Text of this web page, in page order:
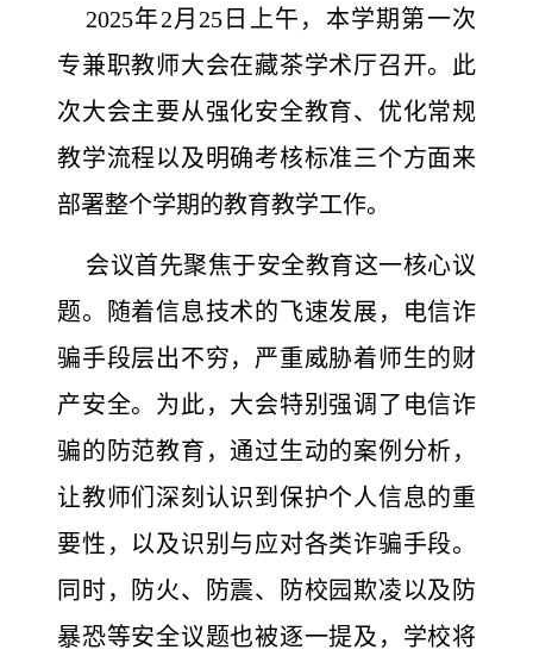
2025年2月25日上午，本学期第一次
专兼职教师大会在藏茶学术厅召开。此
次大会主要从强化安全教育、优化常规
教学流程以及明确考核标准三个方面来
部署整个学期的教育教学工作。
会议首先聚焦于安全教育这一核心议
题。随着信息技术的飞速发展，电信诈
骗手段层出不穷，严重威胁着师生的财
产安全。为此，大会特别强调了电信诈
骗的防范教育，通过生动的案例分析，
让教师们深刻认识到保护个人信息的重
要性，以及识别与应对各类诈骗手段。
同时，防火、防震、防校园欺凌以及防
暴恐等安全议题也被逐一提及，学校将